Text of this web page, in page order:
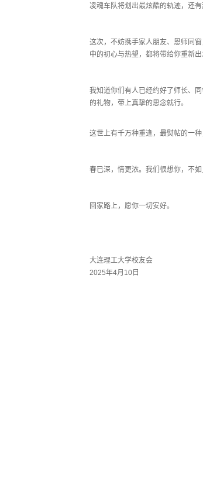
凌魂车队将划出最炫酷的轨迹，还
这次，不妨携手家人朋友、恩师同
中的初心与热望，都将带给你重新出
我知道你们有人已经约好了师长、
的礼物，带上真挚的思念就行。
这世上有千万种重逢，最熨帖的一
春已深，情更浓。我们很想你，不如
回家路上，愿你一切安好。
大连理工大学校友会
2025年4月10日